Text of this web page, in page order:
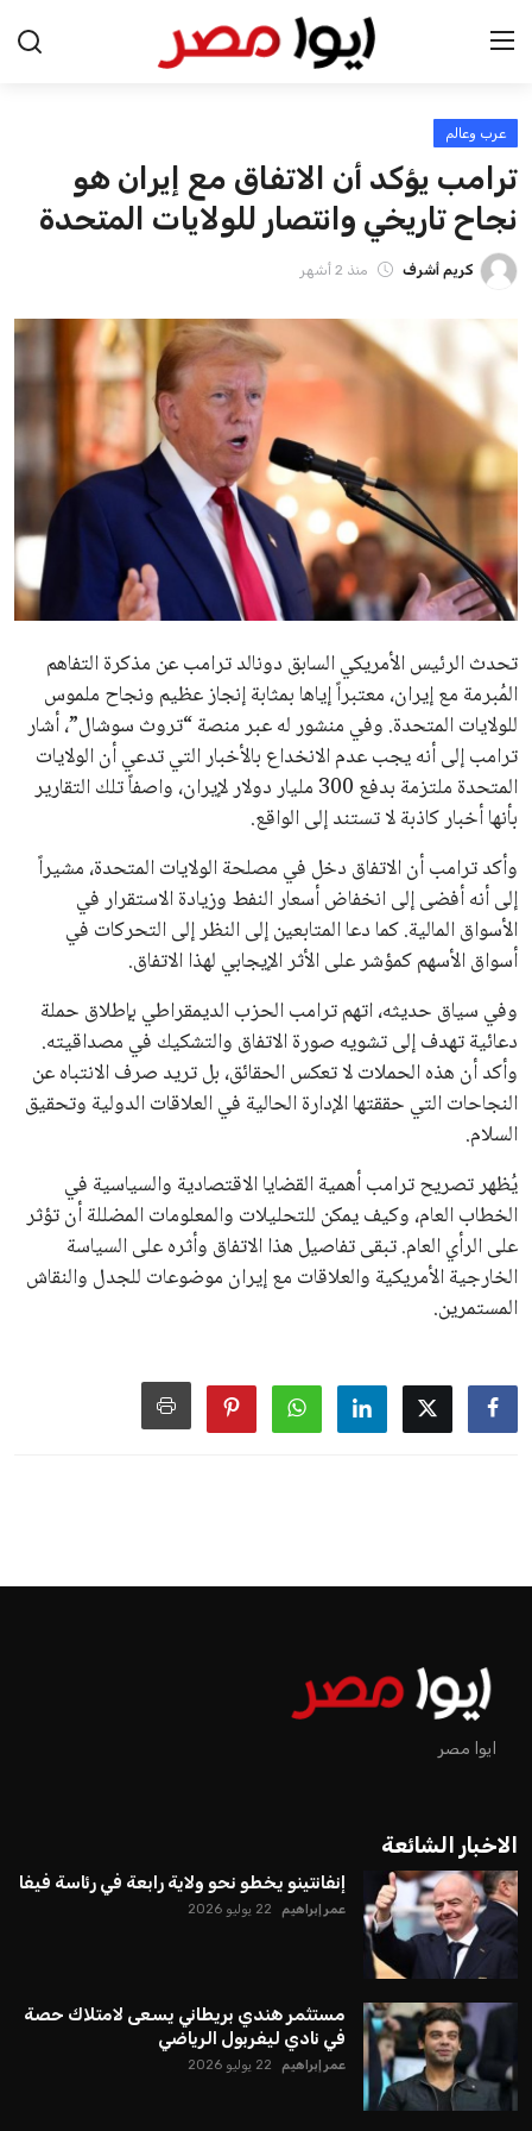
الرئيسية
اخبار مصر
عرب وعالم
اقتصاد
اخبار الرياضة
منوعات
فن وثقافة
علوم وتكنولوجيا
المرأة والجمال
حوادث
محافظات
عرب وعالم
ترامب يؤكد أن الاتفاق مع إيران هو
نجاح تاريخي وانتصار للولايات المتحدة
كريم أشرف منذ 2 أشهر
تحدث الرئيس الأمريكي السابق دونالد ترامب عن مذكرة التفاهم
المُبرمة مع إيران، معتبراً إياها بمثابة إنجاز عظيم ونجاح ملموس
للولايات المتحدة. وفي منشور له عبر منصة “تروث سوشال”، أشار
ترامب إلى أنه يجب عدم الانخداع بالأخبار التي تدعي أن الولايات
المتحدة ملتزمة بدفع 300 مليار دولار لإيران، واصفاً تلك التقارير
بأنها أخبار كاذبة لا تستند إلى الواقع.
وأكد ترامب أن الاتفاق دخل في مصلحة الولايات المتحدة، مشيراً
إلى أنه أفضى إلى انخفاض أسعار النفط وزيادة الاستقرار في
الأسواق المالية. كما دعا المتابعين إلى النظر إلى التحركات في
أسواق الأسهم كمؤشر على الأثر الإيجابي لهذا الاتفاق.
وفي سياق حديثه، اتهم ترامب الحزب الديمقراطي بإطلاق حملة
دعائية تهدف إلى تشويه صورة الاتفاق والتشكيك في مصداقيته.
وأكد أن هذه الحملات لا تعكس الحقائق، بل تريد صرف الانتباه عن
النجاحات التي حققتها الإدارة الحالية في العلاقات الدولية وتحقيق
السلام.
يُظهر تصريح ترامب أهمية القضايا الاقتصادية والسياسية في
الخطاب العام، وكيف يمكن للتحليلات والمعلومات المضللة أن تؤثر
على الرأي العام. تبقى تفاصيل هذا الاتفاق وأثره على السياسة
الخارجية الأمريكية والعلاقات مع إيران موضوعات للجدل والنقاش
المستمرين.
ايوا مصر
الاخبار الشائعة
إنفانتينو يخطو نحو ولاية رابعة في رئاسة فيفا
عمر إبراهيم 22 يوليو 2026
مستثمر هندي بريطاني يسعى لامتلاك حصة
في نادي ليفربول الرياضي
عمر إبراهيم 22 يوليو 2026